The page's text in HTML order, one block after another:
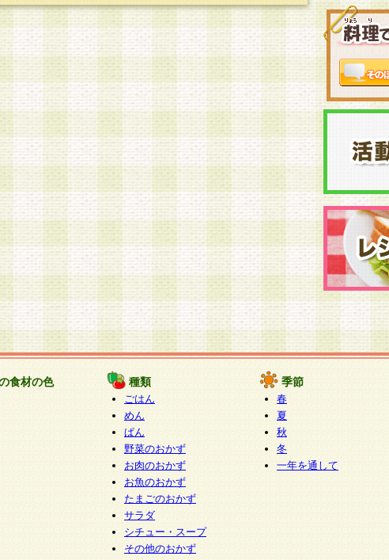
食材の色 種類
ごはん
めん
ぱん
野菜のおかず
お肉のおかず
お魚のおかず
たまごのおかず
サラダ
シチュー・スープ
その他のおかず
季節
春
夏
秋
冬
一年を通して